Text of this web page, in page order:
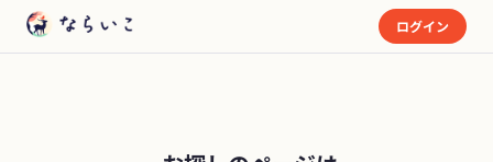
ログイン